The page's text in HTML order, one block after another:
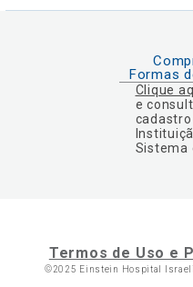
Formas
Clique
e
cadastro
Sistema
Termos de Uso e
©2025 Einstein Hospital